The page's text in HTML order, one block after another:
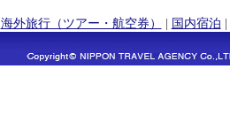
海外旅行（ツアー・航空券） | 国内宿泊 |